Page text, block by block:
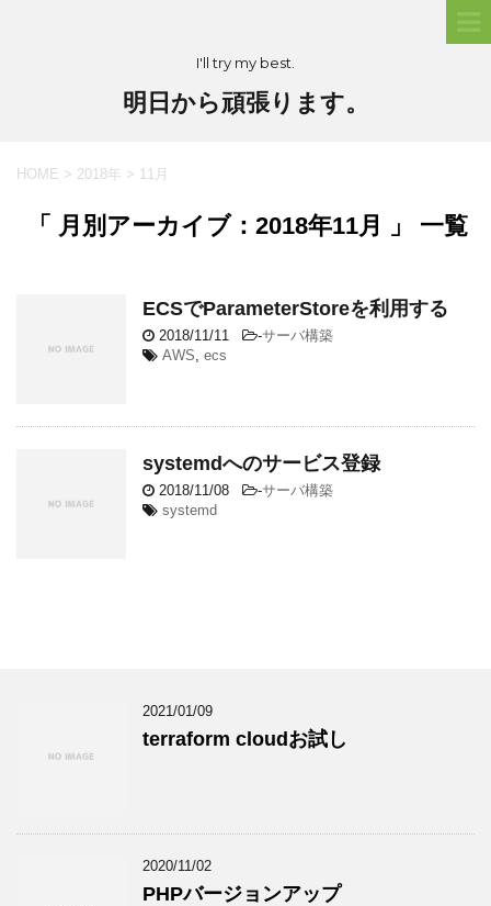
I'll try my best.
明日から頑張ります。
HOME > 2018年 > 11月
「 月別アーカイブ：2018年11月 」 一覧
ECSでParameterStoreを利用する
2018/11/11 -サーバ構築
AWS ecs
systemdへのサービス登録
2018/11/08 -サーバ構築
systemd
2021/01/09
terraform cloudお試し
2020/11/02
PHPバージョンアップ